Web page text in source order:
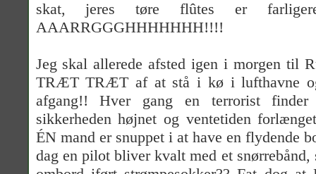
skat, jeres tøre flûtes er
AAARRGGGHHHHHHH!!!!
Jeg skal allerede afsted igen i morgen til
TRÆT TRÆT af at stå i kø i lufthavne
afgang!! Hver gang en terrorist
sikkerheden højnet og ventetiden
ÉN mand er snuppet i at have en flydende
dag en pilot bliver kvalt med et snørrebånd,